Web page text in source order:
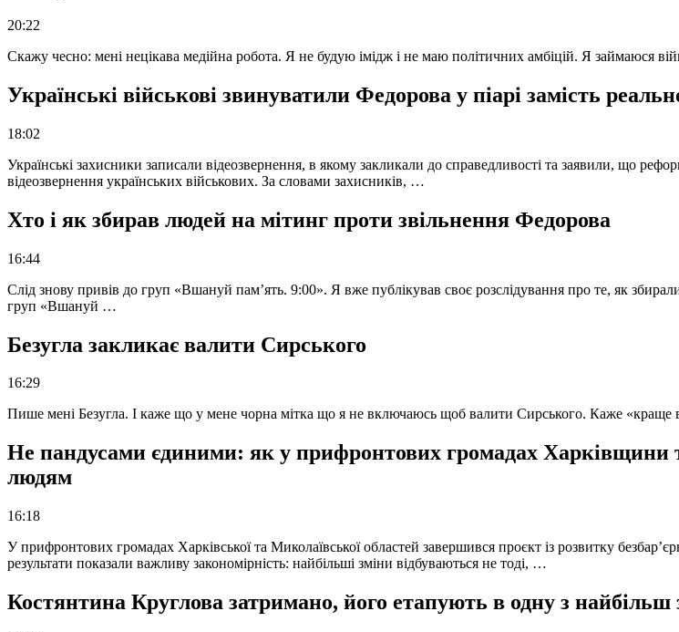
20:22
Скажу чесно: мені нецікава медійна робота. Я не будую імідж і не маю політичних амбіцій. Я займаюся
Українські військові звинуватили Федорова у піарі замість
18:02
Українські захисники записали відеозвернення, в якому закликали до справедливості та заявили, що
відеозвернення українських військових. За словами захисників, …
Хто і як збирав людей на мітинг проти звільнення Федорова
16:44
Слід знову привів до груп «Вшануй пам’ять. 9:00». Я вже публікував своє розслідування про те, як
груп «Вшануй …
Безугла закликає валити Сирського
16:29
Пише мені Безугла. І каже що у мене чорна мітка що я не включаюсь щоб валити Сирського. Каже
Не пандусами єдиними: як у прифронтових громадах Харківщини
людям
16:18
У прифронтових громадах Харківської та Миколаївської областей завершився проєкт із розвитку
результати показали важливу закономірність: найбільші зміни відбуваються не тоді, …
Костянтина Круглова затримано, його етапують в одну з найбільш